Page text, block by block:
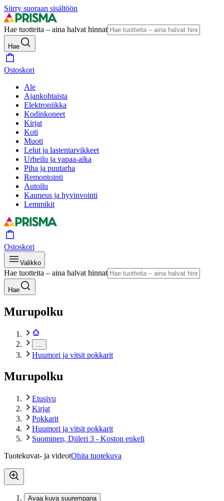
Siirry suoraan sisältöön
Hae tuotteita – aina halvat hinnat
Hae
Ostoskori
Ale
Ajankohtaista
Elektroniikka
Kodinkoneet
Kirjat
Koti
Muoti
Lelut ja lastentarvikkeet
Urheilu ja vapaa-aika
Piha ja puutarha
Remontointi
Autoilu
Kauneus ja hyvinvointi
Lemmikit
Ostoskori
Valikko
Hae tuotteita – aina halvat hinnat
Hae
Murupolku
Huumori ja vitsit pokkarit
Murupolku
Etusivu
Kirjat
Pokkarit
Huumori ja vitsit pokkarit
Suominen, Diileri 3 - Koston enkeli
Tuotekuvat- ja videotOhita tuotekuva
Avaa kuva suurempana